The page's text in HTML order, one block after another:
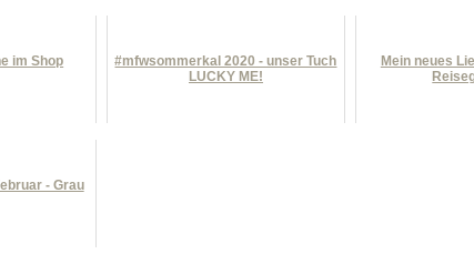
im Shop
#mfwsommerkal 2020 - unser Tuch
LUCKY ME!
Mein neues
- Grau